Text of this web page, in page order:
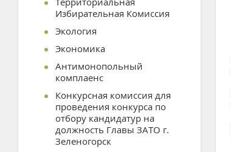
Избирательная Комиссия
Экология
Экономика
Антимонопольный
комплаенс
Конкурсная комиссия для
проведения конкурса по
отбору кандидатур на
должность Главы ЗАТО г.
Зеленогорск